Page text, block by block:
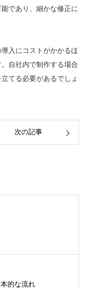
であり、細かな修正に
入にコストがかかるほ
自社内で制作する場合
てる必要があるでしょ
次の記事
的な流れ